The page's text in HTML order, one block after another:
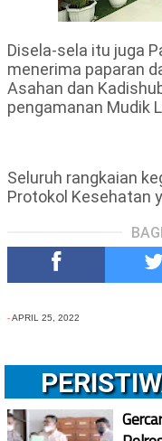
Disela-sela itu juga
menerima paparan
Asahan dan
pengamanan Mudik
Seluruh rangkaian
Protokol Kesehatan
-APRIL 25, 2022